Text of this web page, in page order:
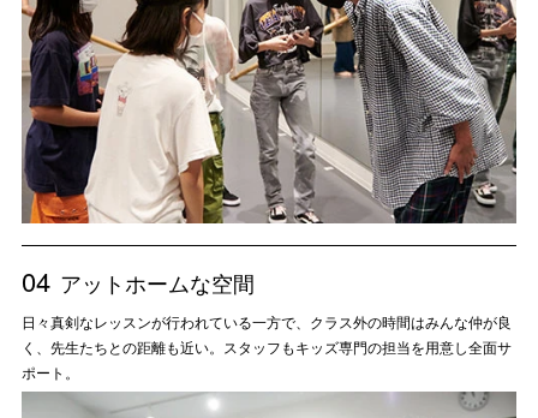
04 アットホームな空間
日々真剣なレッスンが行われている一方で、クラス外の時間はみんな仲が良
く、先生たちとの距離も近い。スタッフもキッズ専門の担当を用意し全面サ
ポート。